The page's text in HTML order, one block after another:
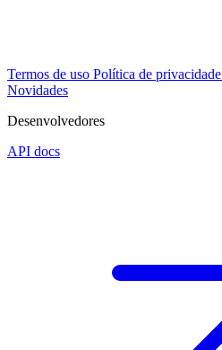
Termos de uso Política de privacidade
Novidades
Desenvolvedores
API docs